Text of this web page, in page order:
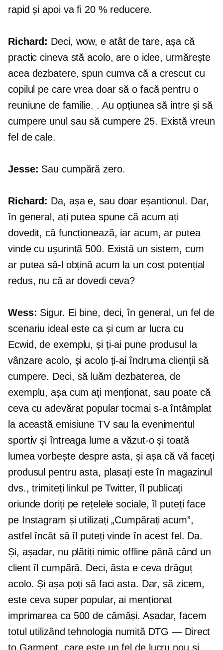
rapid și apoi va fi 20 % reducere.
Richard: Deci, wow, e atât de tare, așa că
practic cineva stă acolo, are o idee, urmărește
acea dezbatere, spun cumva că a crescut cu
copilul pe care vrea doar să o facă pentru o
reuniune de familie. . Au opțiunea să intre și să
cumpere unul sau să cumpere 25. Există vreun
fel de cale.
Jesse: Sau cumpără zero.
Richard: Da, așa e, sau doar eșantionul. Dar,
în general, ați putea spune că acum ați
dovedit, că funcționează, iar acum, ar putea
vinde cu ușurință 500. Există un sistem, cum
ar putea să-l obțină acum la un cost potențial
redus, nu că ar dovedi ceva?
Wess: Sigur. Ei bine, deci, în general, un fel de
scenariu ideal este ca și cum ar lucra cu
Ecwid, de exemplu, și ți-ai pune produsul la
vânzare acolo, și acolo ți-ai îndruma clienții să
cumpere. Deci, să luăm dezbaterea, de
exemplu, așa cum ați menționat, sau poate că
ceva cu adevărat popular tocmai s-a întâmplat
la această emisiune TV sau la evenimentul
sportiv și întreaga lume a văzut-o și toată
lumea vorbește despre asta, și așa că vă faceți
produsul pentru asta, plasați este în magazinul
dvs., trimiteți linkul pe Twitter, îl publicați
oriunde doriți pe rețelele sociale, îl puteți face
pe Instagram și utilizați „Cumpărați acum”,
astfel încât să îl puteți vinde în acest fel. Da.
Și, așadar, nu plătiți nimic offline până când un
client îl cumpără. Deci, ăsta e ceva drăguț
acolo. Și așa poți să faci asta. Dar, să zicem,
este ceva super popular, ai menționat
imprimarea ca 500 de cămăși. Așadar, facem
totul utilizând tehnologia numită DTG — Direct
to Garment, care este un fel de lucru nou și